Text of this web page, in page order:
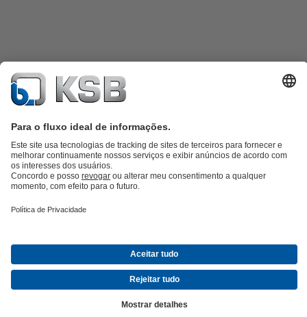
Catálogo de produtosKSB SupremeServ: peças sobressalentes
SupremeServ: assistência premium para bombas e válvulas
Águas ResiduaisAbastecimento de Água
KSB Portugal • Venha Conhecer-nos melhorEventosInformações
Técnicas e Notícias
Oportunidades de carreira na KSB
Redes Sociais
Contactos KSB Portugal
© KSB SE & Co. KGaA
Declaração de Responsabilidade